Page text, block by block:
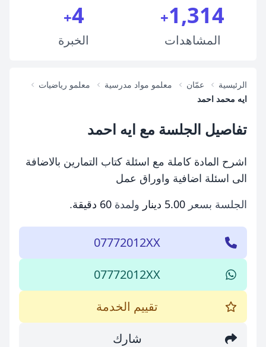
1,314
+
المشاهدات
4
+
الخبرة
الرئيسية عمّان معلمو مواد مدرسية
معلمو رياضيات
ايه محمد احمد
تفاصيل الجلسة مع ايه احمد
اشرح المادة كاملة مع اسئلة كتاب التمارين بالاضافة
الى اسئلة اضافية واوراق عمل
الجلسة بسعر 5.00 دينار ولمدة 60 دقيقة .
07772012XX
07772012XX
تقييم الخدمة
شارك